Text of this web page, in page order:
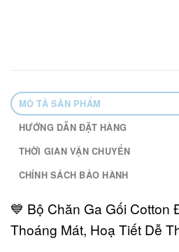
MÔ TẢ SẢN PHẨM
HƯỚNG DẪN ĐẶT HÀNG
THỜI GIAN VẬN CHUYỂN
CHÍNH SÁCH BẢO HÀNH
💙 Bộ Chăn Ga Gối Cotton
Thoáng Mát, Hoạ Tiết Dễ